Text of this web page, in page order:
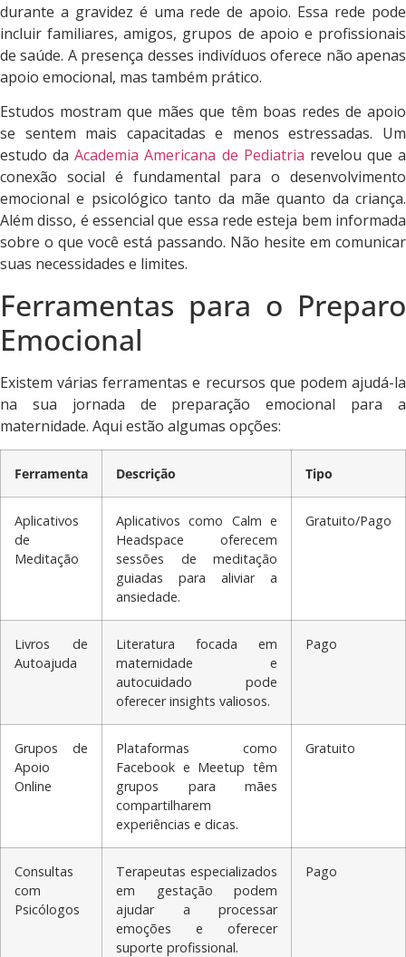
durante a gravidez é uma rede de apoio. Essa rede pode
incluir familiares, amigos, grupos de apoio e profissionais
de saúde. A presença desses indivíduos oferece não apenas
apoio emocional, mas também prático.
Estudos mostram que mães que têm boas redes de apoio
se sentem mais capacitadas e menos estressadas. Um
estudo daAcademia Americana de Pediatria revelou que a
conexão social é fundamental para o desenvolvimento
emocional e psicológico tanto da mãe quanto da criança.
Além disso, é essencial que essa rede esteja bem informada
sobre o que você está passando. Não hesite em comunicar
suas necessidades e limites.
Ferramentas para o Preparo
Emocional
Existem várias ferramentas e recursos que podem ajudá-la
na sua jornada de preparação emocional para a
maternidade. Aqui estão algumas opções:
Ferramenta Descrição Tipo
Aplicativos
de
Meditação
Aplicativos como Calm e
Headspace oferecem
sessões de meditação
guiadas para aliviar a
ansiedade.
Gratuito/Pago
Livros de
Autoajuda
Literatura focada em
maternidade e
autocuidado pode
oferecer insights valiosos.
Pago
Grupos de
Apoio
Online
Plataformas como
Facebook e Meetup têm
grupos para mães
compartilharem
experiências e dicas.
Gratuito
Consultas
com
Psicólogos
Terapeutas especializados
em gestação podem
ajudar a processar
emoções e oferecer
suporte profissional.
Pago